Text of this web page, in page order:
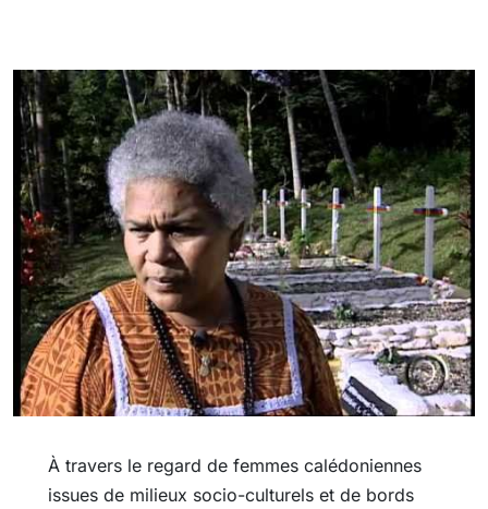
À travers le regard de femmes calédoniennes
issues de milieux socio-culturels et de bords